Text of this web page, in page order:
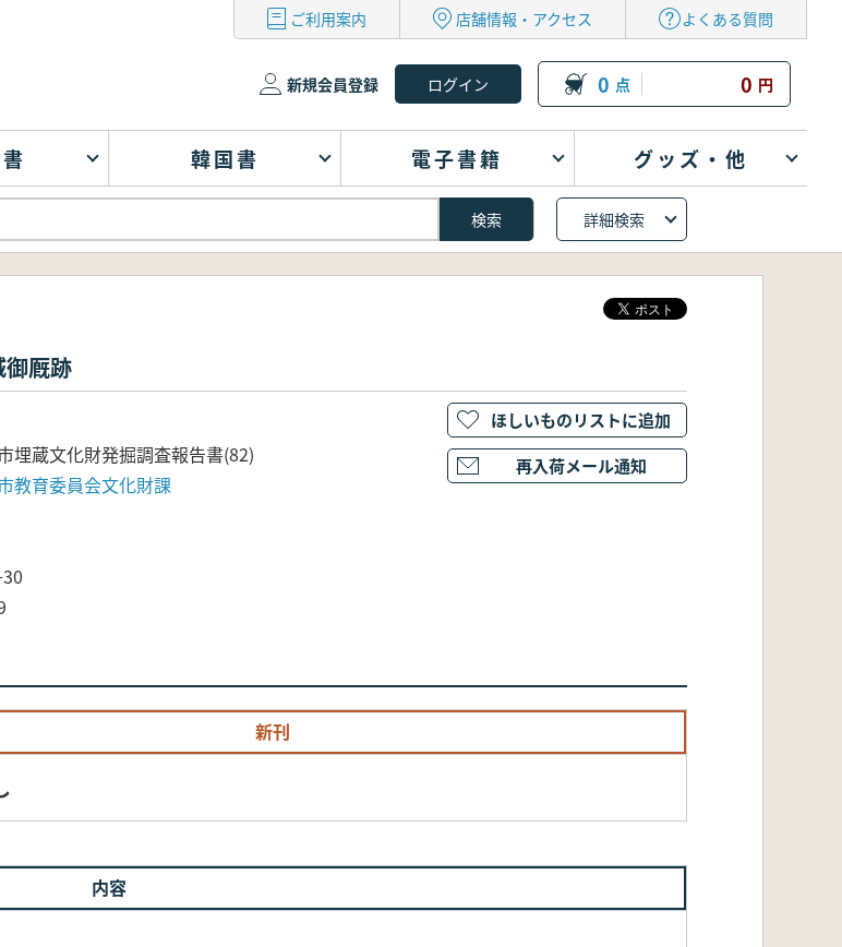
ご利用案内 店舗情報・アクセス よくある質問
新規会員登録 0 点 0 円
韓国書 電子書籍 グッズ・他
詳細検索
厩跡
埋蔵文化財発掘調査報告書(82)
教育委員会文化財課
新刊
ほしいものリストに追加
再入荷メール通知
内容